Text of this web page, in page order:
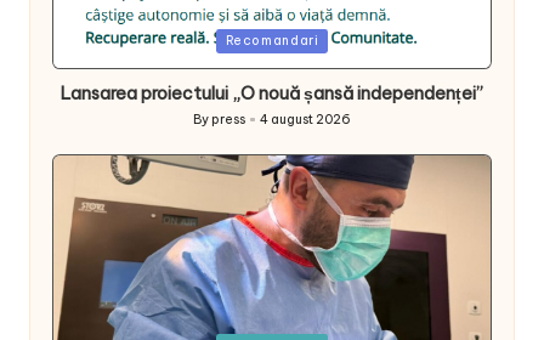
Posted
in
Recomandari
Lansarea proiectului „O nouă șansă independenței”
Posted
By press 4 august 2026